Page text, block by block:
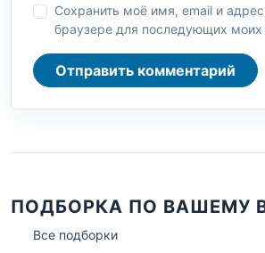
Сохранить моё имя, email и
браузере для последующих
Отправить комментарий
ПОДБОРКА ПО ВАШЕМУ
Все подборки